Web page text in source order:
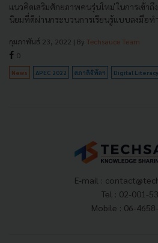
แนวคิดเสริมศักยภาพคนรุ่นใหม่ ในการเข้าถึ
นิยมที่ดีผ่านกระบวนการเรียนรู้แบบลงมือทำ
กุมภาพันธ์ 23, 2022 | By Techsauce Team
0
News APEC 2022 สภาดิจิทัลฯ Digital Literacy
E-mail :
Tel : 02-001-
Mobile : 06-